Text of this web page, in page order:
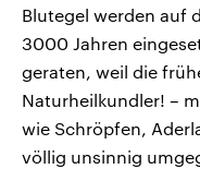
Blutegel werden auf
3000 Jahren
geraten, weil die
Naturheilkundler! –
wie Schröpfen,
völlig unsinnig